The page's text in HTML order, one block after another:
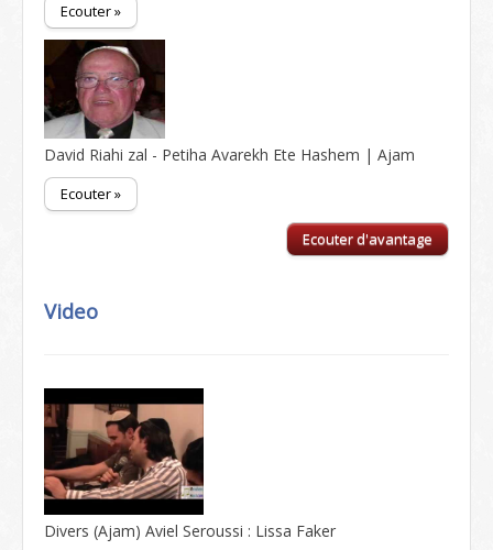
Ecouter »
David Riahi zal - Petiha Avarekh Ete Hashem | Ajam
Ecouter »
Ecouter d'avantage
Video
Divers (Ajam) Aviel Seroussi : Lissa Faker